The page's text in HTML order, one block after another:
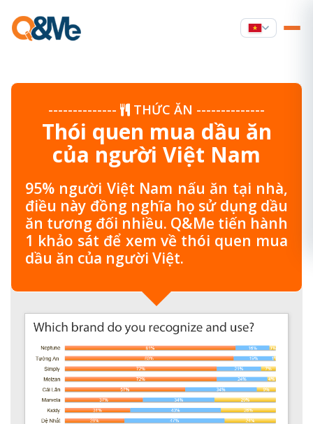
-------------- THỨC ĂN --------------
Thói quen mua dầu ăn
của người Việt Nam
95% người Việt Nam nấu ăn tại nhà,
điều này đồng nghĩa họ sử dụng dầu
ăn tương đối nhiều. Q&Me tiến hành
1 khảo sát để xem về thói quen mua
dầu ăn của người Việt.